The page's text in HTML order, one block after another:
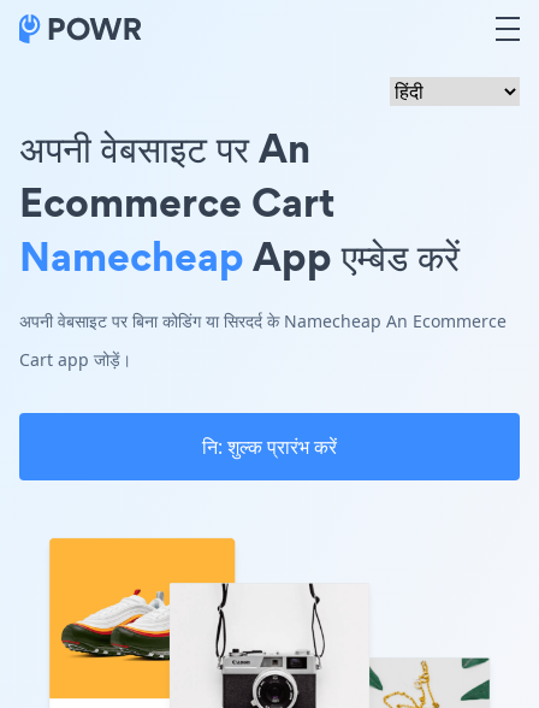
अपनी वेबसाइट पर An
Ecommerce Cart
NamecheapApp एम्बेड करें
अपनी वेबसाइट पर बिना कोडिंग या सिरदर्द के Namecheap An Ecommerce
Cart app जोड़ें।
नि: शुल्क प्रारंभ करें